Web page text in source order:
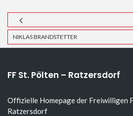
NIKLAS BRANDSTETTER
FF St. Pölten – Ratzersdorf
Offizielle Homepage der Freiwilligen
Ratzersdorf